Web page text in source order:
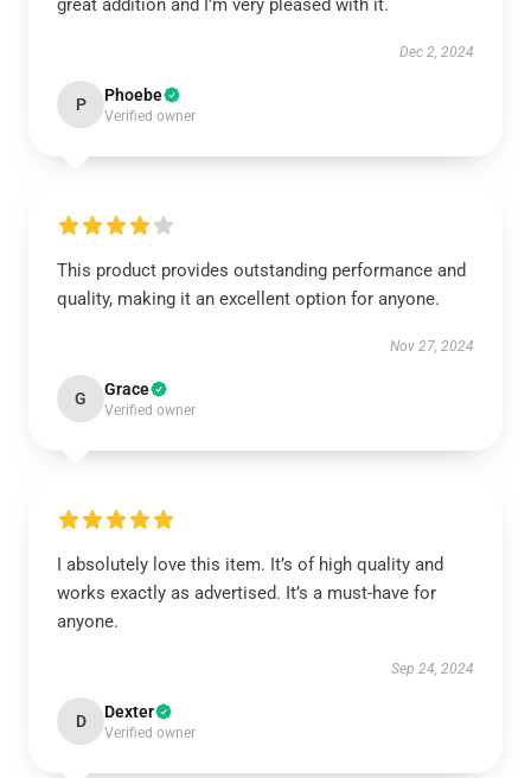
great addition and I’m very pleased with it.
Dec 2, 2024
P Phoebe
Verified owner
This product provides outstanding performance and
quality, making it an excellent option for anyone.
Nov 27, 2024
G Grace
Verified owner
I absolutely love this item. It’s of high quality and
works exactly as advertised. It’s a must-have for
anyone.
Sep 24, 2024
D Dexter
Verified owner